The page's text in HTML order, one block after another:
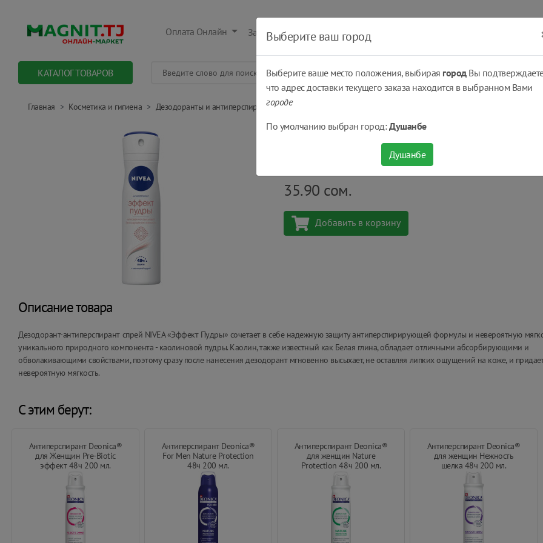
Оплата Онлайн Заказать Оплатить Получить
КАТАЛОГ ТОВАРОВ
Главная Косметика и гигиена Дезодоранты и антиперспиранты Антиперспирант Nivea Эффект пудры женский спрей, 150 мл
Антиперспирант Nivea Эффект пудры
шт
35.90 сом.
Добавить в корзину
Описание товара
Дезодорант-антиперспирант спрей NIVEA «Эффект Пудры» сочетает в себе надежную защиту антиперспирирующей формулы и невероятную
уникального природного компонента - каолиновой пудры. Каолин, также известный как Белая глина, обладает отличными абсорбирующими и
обволакивающими свойствами, поэтому сразу после нанесения дезодорант мгновенно высыхает, не оставляя липких ощущений на коже, и
невероятную мягкость.
С этим берут:
Антиперспирант Deonica®
для Женщин Pre-Biotic
эффект 48ч 200 мл.
Антиперспирант Deonica®
For Men Nature Protection
48ч 200 мл.
Антиперспирант Deonica®
для женщин Nature
Protection 48ч 200 мл.
Антиперспирант Deonica®
для женщин Нежность
шелка 48ч 200 мл.
Выберите ваш город
Выберите ваше место положения, выбирая городВы
что адрес доставки текущего заказа находится в выбранном Вами
городе
По умолчанию выбран город:Душанбе
Душанбе